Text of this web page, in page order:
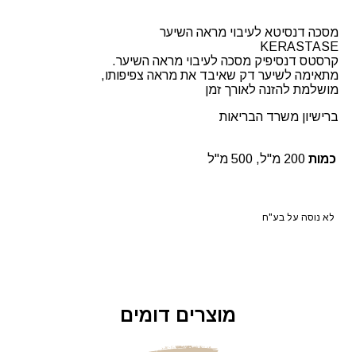
מסכה דנסיטא לעיבוי מראה השיער
KERASTASE
קרסטס דנסיפיק מסכה לעיבוי מראה השיער.
מתאימה לשיער דק שאיבד את מראה צפיפותו,
מושלמת להזנה לאורך זמן
ברישיון משרד הבריאות
כמות 200 מ"ל, 500 מ"ל
לא נוסה על בע"ח
מוצרים דומים